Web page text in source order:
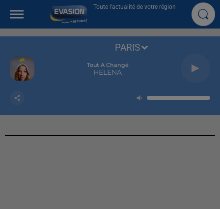
Toute l'actualité de votre région
Tout A Changé
HELENA
PARIS